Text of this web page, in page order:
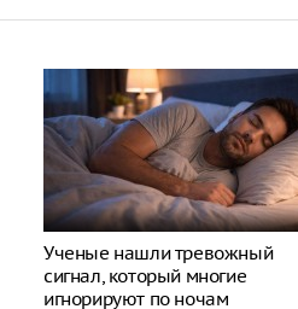
Ученые нашли тревожный
сигнал, который многие
игнорируют по ночам